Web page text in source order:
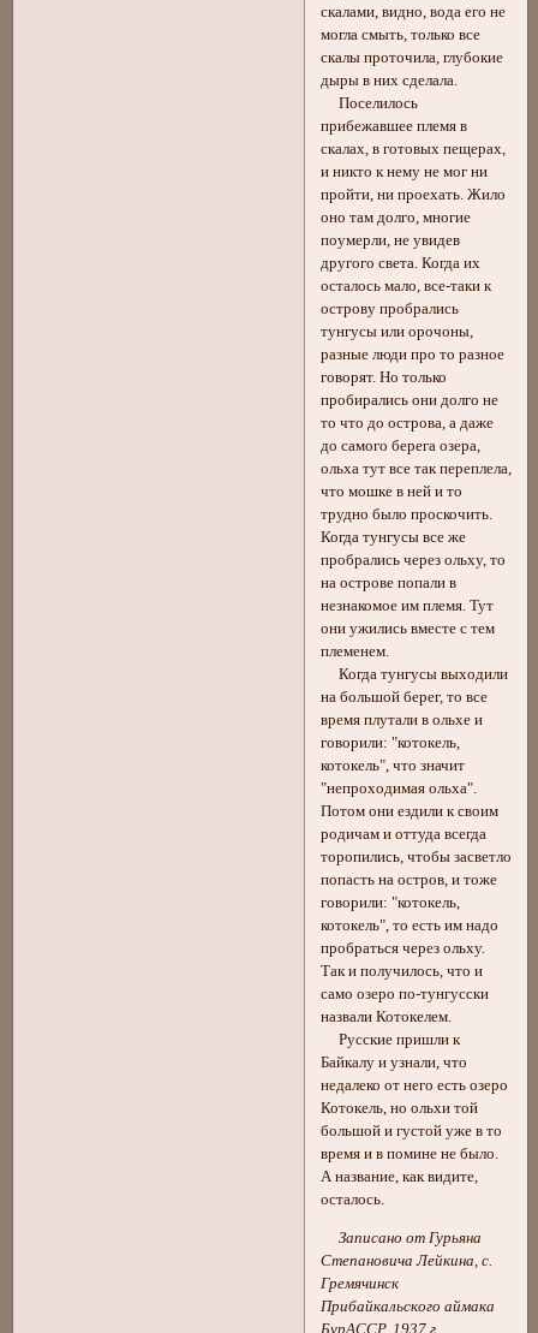
скалами, видно, вода его не
могла смыть, только все
скалы проточила, глубокие
дыры в них сделала.
Поселилось
прибежавшее племя в
скалах, в готовых пещерах,
и никто к нему не мог ни
пройти, ни проехать. Жило
оно там долго, многие
поумерли, не увидев
другого света. Когда их
осталось мало, все-таки к
острову пробрались
тунгусы или орочоны,
разные люди про то разное
говорят. Но только
пробирались они долго не
то что до острова, а даже
до самого берега озера,
ольха тут все так переплела,
что мошке в ней и то
трудно было проскочить.
Когда тунгусы все же
пробрались через ольху, то
на острове попали в
незнакомое им племя. Тут
они ужились вместе с тем
племенем.
Когда тунгусы выходили
на большой берег, то все
время плутали в ольхе и
говорили: "котокель,
котокель", что значит
"непроходимая ольха".
Потом они ездили к своим
родичам и оттуда всегда
торопились, чтобы засветло
попасть на остров, и тоже
говорили: "котокель,
котокель", то есть им надо
пробраться через ольху.
Так и получилось, что и
само озеро по-тунгусски
назвали Котокелем.
Русские пришли к
Байкалу и узнали, что
недалеко от него есть озеро
Котокель, но ольхи той
большой и густой уже в то
время и в помине не было.
А название, как видите,
осталось.
Записано от Гурьяна
Степановича Лейкина, с.
Гремячинск
Прибайкальского аймака
БурАССР, 1937 г.